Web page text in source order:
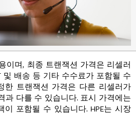
이며, 최종 트랜잭션 가격은 리셀러
및 배송 등 기타 수수료가 포함될 수
한 트랜잭션 가격은 다른 리셀러가
과 다를 수 있습니다. 표시 가격에는
이 포함될 수 있습니다. HPE는 시장